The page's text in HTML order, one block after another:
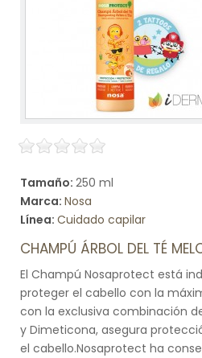
Tamaño: 250 ml
Marca: Nosa
Línea: Cuidado capilar
CHAMPÚ ÁRBOL DEL TÉ
El Champú Nosaprotect está
proteger el cabello con la
con la exclusiva combinación
y Dimeticona, asegura
el cabello.Nosaprotect ha